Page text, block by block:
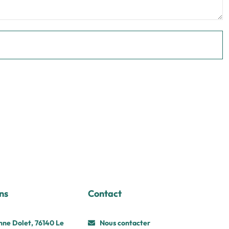
Dolet, 76140 Le
Contact
Nous contacter